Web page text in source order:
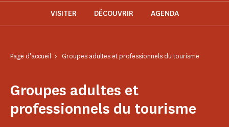
VISITER DÉCOUVRIR AGENDA
Page d'accueil Groupes adultes et professionnels du tourisme
Groupes adultes et
professionnels du tourisme